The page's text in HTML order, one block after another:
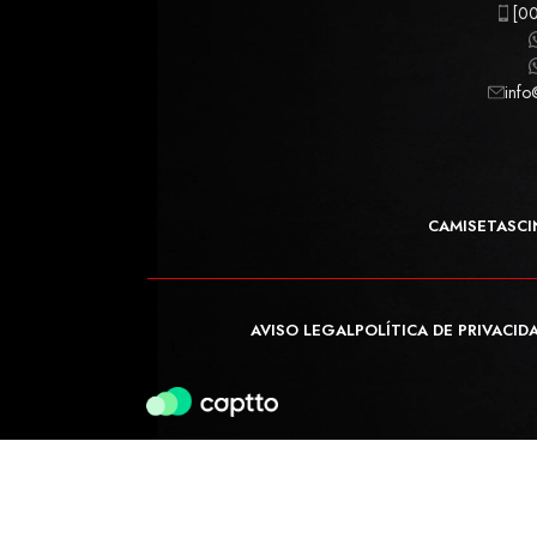
CAMISETAS
AVISO LEGALPOLÍTICA DE